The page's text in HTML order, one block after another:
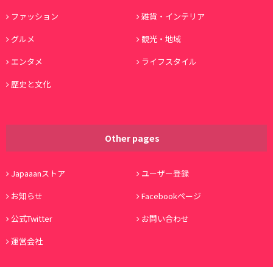
ファッション
雑貨・インテリア
グルメ
観光・地域
エンタメ
ライフスタイル
歴史と文化
Other pages
Japaaanストア
ユーザー登録
お知らせ
Facebookページ
公式Twitter
お問い合わせ
運営会社